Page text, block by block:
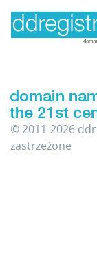
© 2011-2026
zastrzeżone